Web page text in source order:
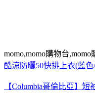
momo,momo購物台,momo
酷涼防曬50快排上衣(藍
【Columbia哥倫比亞】